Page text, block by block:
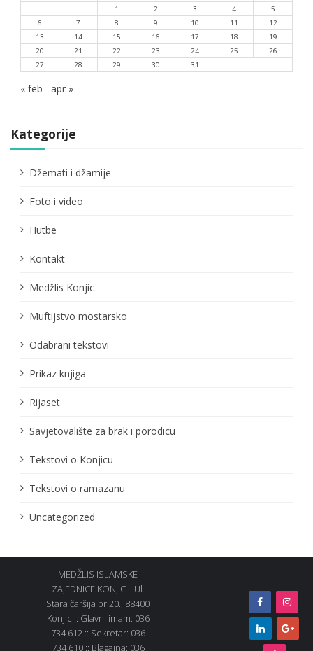
1
2 3 4
5
6
7 8 9 10 11
12
13
14 15 16 17 18
19
20
21 22 23 24 25
26
27
28 29 30 31
« feb apr »
Kategorije
Džemati i džamije
Foto i video
Hutbe
Kontakt
Medžlis Konjic
Muftijstvo mostarsko
Odabrani tekstovi
Prikaz knjiga
Rijaset
Savjetovalište za brak i porodicu
Tekstovi o Konjicu
Tekstovi o ramazanu
Uncategorized
MEDŽLIS ISLAMSKE
ZAJEDNICE KONJIC :: Ul.
Stara čaršija br.20., 88400
Konjic :: Glavni imam: 036
734 612 :: Sekretar: 036
734 610 :: Blagajna: 036